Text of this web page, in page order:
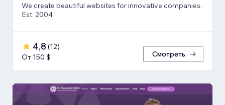
We create beautiful websites for innovative companies.
Est. 2004
4,8 (12)
От 150 $
Смотреть